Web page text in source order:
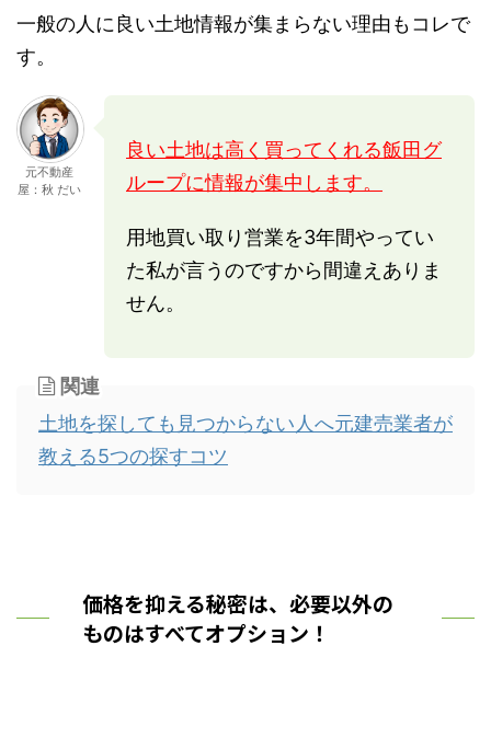
一般の人に良い土地情報が集まらない理由もコレで
す。
元不動産
屋：秋 だい
良い土地は高く買ってくれる飯田グ
ループに情報が集中します。
用地買い取り営業を3年間やってい
た私が言うのですから間違えありま
せん。
関連
土地を探しても見つからない人へ元建売業者が
教える5つの探すコツ
価格を抑える秘密は、必要以外の
ものはすべてオプション！